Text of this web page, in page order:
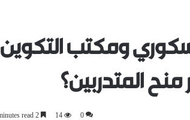
ومكتب التكوين
المتدربين؟
0
14